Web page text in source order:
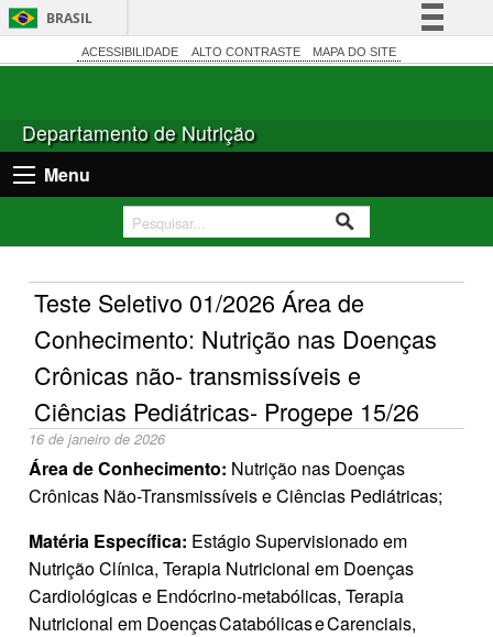
BRASIL
Simplifique!
Acesso à informação
Canais
ACESSIBILIDADE ALTO CONTRASTE MAPA DO SITE
Departamento de Nutrição
Menu
Teste Seletivo 01/2026 Área de
Conhecimento: Nutrição nas Doenças
Crônicas não- transmissíveis e
Ciências Pediátricas- Progepe 15/26
16 de janeiro de 2026
Área de Conhecimento: Nutrição nas Doenças
Crônicas Não-Transmissíveis e Ciências Pediátricas;
Matéria Específica: Estágio Supervisionado em
Nutrição Clínica, Terapia Nutricional em Doenças
Cardiológicas e Endócrino-metabólicas, Terapia
Nutricional em Doenças Catabólicas e Carenciais,